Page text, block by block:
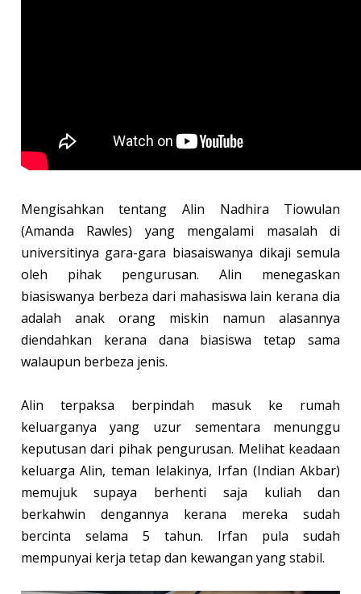
Mengisahkan tentang Alin Nadhira Tiowulan
(Amanda Rawles) yang mengalami masalah di
universitinya gara-gara biasaiswanya dikaji semula
oleh pihak pengurusan. Alin menegaskan
biasiswanya berbeza dari mahasiswa lain kerana dia
adalah anak orang miskin namun alasannya
diendahkan kerana dana biasiswa tetap sama
walaupun berbeza jenis.
Alin terpaksa berpindah masuk ke rumah
keluarganya yang uzur sementara menunggu
keputusan dari pihak pengurusan. Melihat keadaan
keluarga Alin, teman lelakinya, Irfan (Indian Akbar)
memujuk supaya berhenti saja kuliah dan
berkahwin dengannya kerana mereka sudah
bercinta selama 5 tahun. Irfan pula sudah
mempunyai kerja tetap dan kewangan yang stabil.